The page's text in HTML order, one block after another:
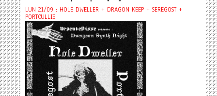
LUN 21/09 : HOLE DWELLER + DRAGON KEEP + SEREGOST +
PORTCULLIS